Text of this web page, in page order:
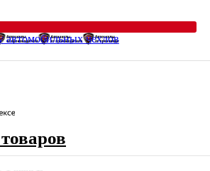
чехлов